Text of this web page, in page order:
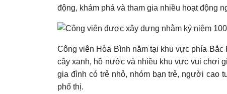
động, khám phá và tham gia nhiều hoạt động
Công viên Hòa Bình nằm tại khu vực phía
cây xanh, hồ nước và nhiều khu vực vui chơi
gia đình có trẻ nhỏ, nhóm bạn trẻ, người cao
phố thị.